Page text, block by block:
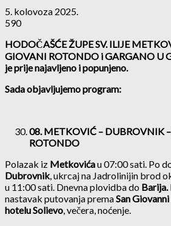
5. kolovoza 2025.
590
HODOČAŠĆE ŽUPE SV. ILIJE
GIOVANI ROTONDO i GARGANO U
je prije najavljeno i popunjeno.
Sada objavljujemo program:
08. METKOVIĆ – DUBROVNIK
ROTONDO
Polazak iz Metkovićau 07:00 sati. Po
Dubrovnik, ukrcaj na Jadrolinijin brod
u 11:00 sati. Dnevna plovidba do Barija.
nastavak putovanja premaSan
hotelu Solievo, večera, noćenje.